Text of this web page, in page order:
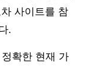
사이트를 참
.
확한 현재 가